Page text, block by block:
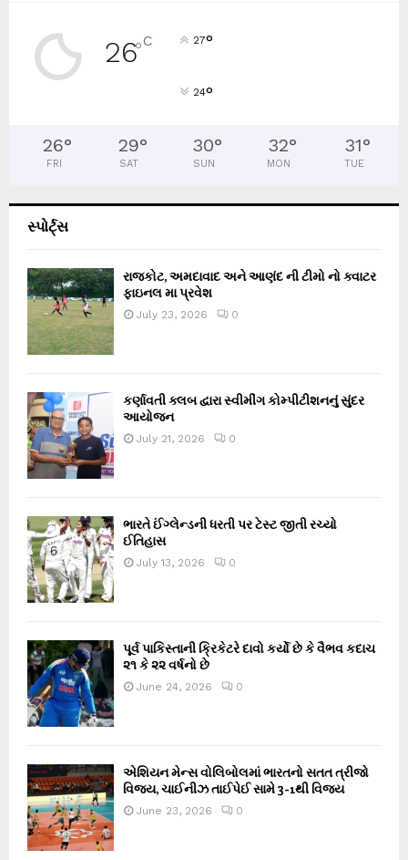
26°C 27°
24°
26°
FRI
29°
SAT
30°
SUN
32°
MON
31°
TUE
સ્પોર્ટ્સ
રાજકોટ, અમદાવાદ અને આણંદ ની ટીમો નો ક્વાટર
ફાઇનલ મા પ્રવેશ
July 23, 2026 0
કર્ણાવતી ક્લબ દ્વારા સ્વીમીંગ કોમ્પીટીશનનું સુંદર
આયોજન
July 21, 2026 0
ભારતે ઈંગ્લેન્ડની ધરતી પર ટેસ્ટ જીતી રચ્યો
ઈતિહાસ
July 13, 2026 0
પૂર્વ પાકિસ્તાની ક્રિકેટરે દાવો કર્યો છે કે વૈભવ કદાચ
૨૧ કે ૨૨ વર્ષનો છે
June 24, 2026 0
એશિયન મેન્સ વોલિબોલમાં ભારતનો સતત ત્રીજો
વિજય, ચાઈનીઝ તાઈપેઈ સામે 3-1થી વિજય
June 23, 2026 0